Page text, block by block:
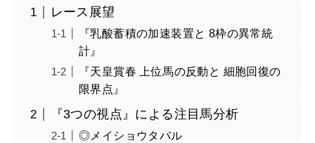
レース展望
『乳酸蓄積の加速装置と 8枠の異常統
計』
『天皇賞春 上位馬の反動と 細胞回復の
限界点』
『3つの視点』による注目馬分析
◎メイショウタバル